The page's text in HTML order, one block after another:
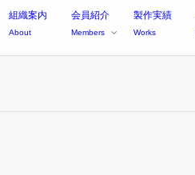
組織案内
About
会員紹介
Members
製作実績
Works